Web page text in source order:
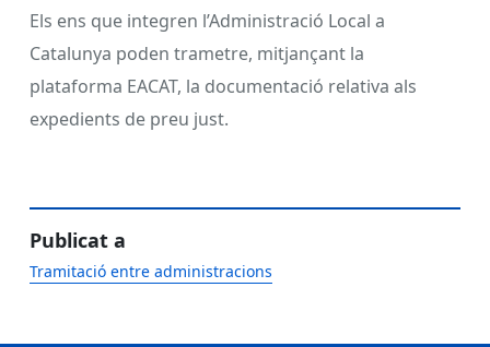
Els ens que integren l’Administració Local a
Catalunya poden trametre, mitjançant la
plataforma EACAT, la documentació relativa als
expedients de preu just.
Publicat a
Tramitació entre administracions